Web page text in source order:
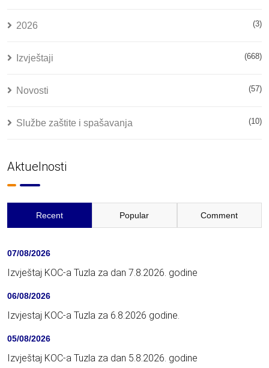
2026 (3)
Izvještaji (668)
Novosti (57)
Službe zaštite i spašavanja (10)
Aktuelnosti
Recent Popular Comment
07/08/2026
Izvještaj KOC-a Tuzla za dan 7.8.2026. godine
06/08/2026
Izvjestaj KOC-a Tuzla za 6.8.2026 godine.
05/08/2026
Izvještaj KOC-a Tuzla za dan 5.8.2026. godine